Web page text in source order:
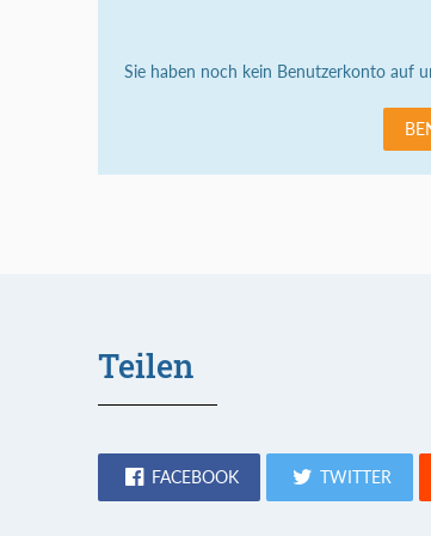
Sie haben noch kein Benutzerkonto auf
Teilen
FACEBOOK TWITTER